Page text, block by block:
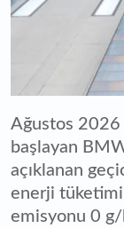
Ağustos 2026
başlayan
açıklanan
enerji
emisyonu 0